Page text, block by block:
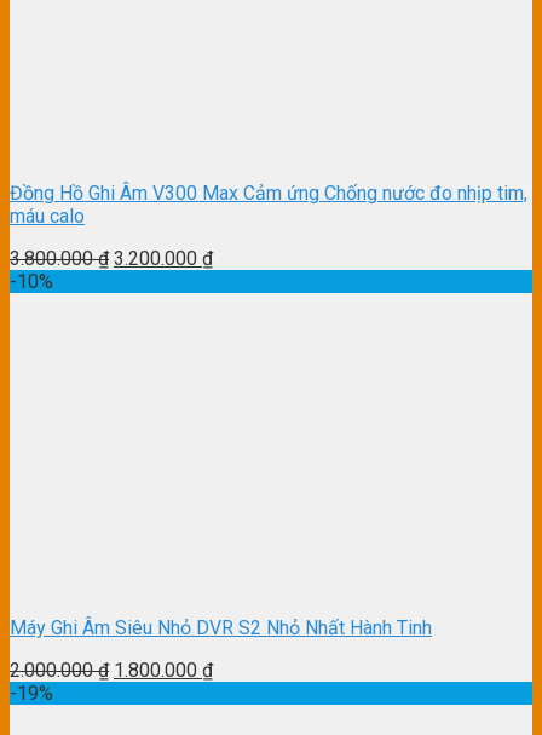
Đồng Hồ Ghi Âm V300 Max Cảm ứng Chống nước đo nhịp tim,
máu calo
3.800.000₫ 3.200.000 ₫
-10%
Máy Ghi Âm Siêu Nhỏ DVR S2 Nhỏ Nhất Hành Tinh
2.000.000₫ 1.800.000 ₫
-19%